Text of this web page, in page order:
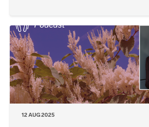
12 AUG 2025